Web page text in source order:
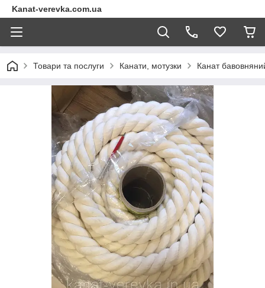
Kanat-verevka.com.ua
Товари та послуги Канати, мотузки Канат